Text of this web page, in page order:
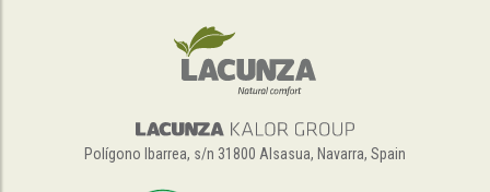
Polígono Ibarrea, s/n 31800 Alsasua, Navarra, Spain